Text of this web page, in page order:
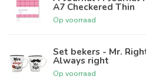
A7 Checkered Thin
Op voorraad
Set bekers - Mr.
Always right
Op voorraad